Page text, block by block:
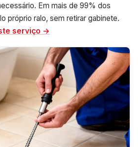
Em mais de 99% dos
próprio ralo, sem retirar gabinete.
serviço →